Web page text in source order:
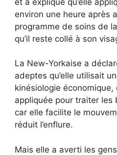
environ une heure après
programme de soins de
qu’il reste collé à son
La New-Yorkaise a
adeptes qu’elle utilisait
kinésiologie
appliquée pour traiter les
car elle facilite le
réduit l’enflure.
Mais elle a averti les